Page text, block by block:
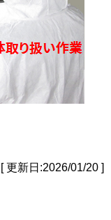
[ 更新日:2026/01/20 ]